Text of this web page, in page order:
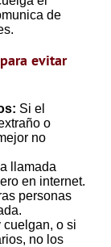
de
evitar
Si el
o
no
llamada
en internet.
personas
cuelgan, o si
no los